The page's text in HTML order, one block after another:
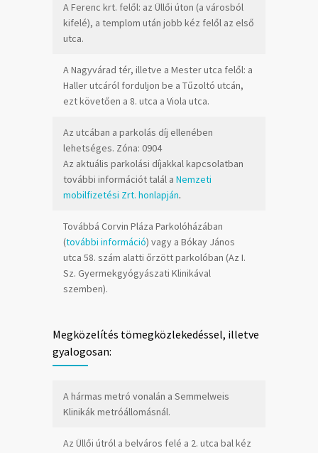
A Ferenc krt. felől: az Üllői úton (a városból
kifelé), a templom után jobb kéz felől az első
utca.
A Nagyvárad tér, illetve a Mester utca felől: a
Haller utcáról forduljon be a Tűzoltó utcán,
ezt követően a 8. utca a Viola utca.
Az utcában a parkolás díj ellenében
lehetséges. Zóna: 0904
Az aktuális parkolási díjakkal kapcsolatban
további információt talál a Nemzeti
mobilfizetési Zrt. honlapján.
Továbbá Corvin Pláza Parkolóházában
(további információ) vagy a Bókay János
utca 58. szám alatti őrzött parkolóban (Az I.
Sz. Gyermekgyógyászati Klinikával
szemben).
Megközelítés tömegközlekedéssel, illetve
gyalogosan:
A hármas metró vonalán a Semmelweis
Klinikák metróállomásnál.
Az Üllői útról a belváros felé a 2. utca bal kéz